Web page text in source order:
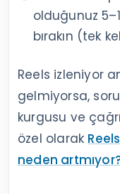
olduğunuz
bırakın (tek
Reels izleniyor
gelmiyorsa,
kurgusu ve
özel olarak
neden